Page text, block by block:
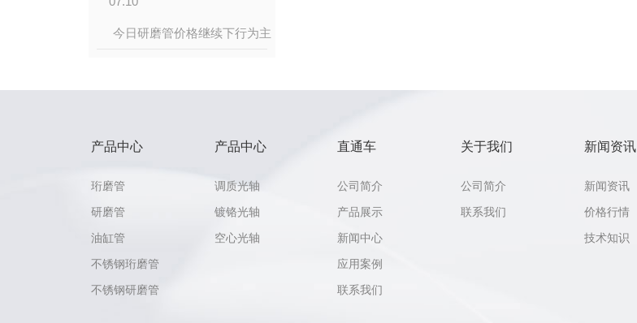
今日研磨管价格继续下行为主
产品中心
珩磨管
研磨管
油缸管
不锈钢珩磨管
不锈钢研磨管
产品中心
调质光轴
镀铬光轴
空心光轴
直通车
公司简介
产品展示
新闻中心
应用案例
联系我们
关于我们
公司简介
联系我们
新闻资讯
新闻资讯
价格行情
技术知识